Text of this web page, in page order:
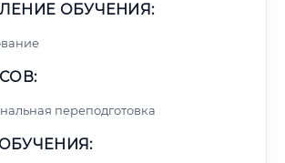
ОБУЧЕНИЯ:
переподготовка